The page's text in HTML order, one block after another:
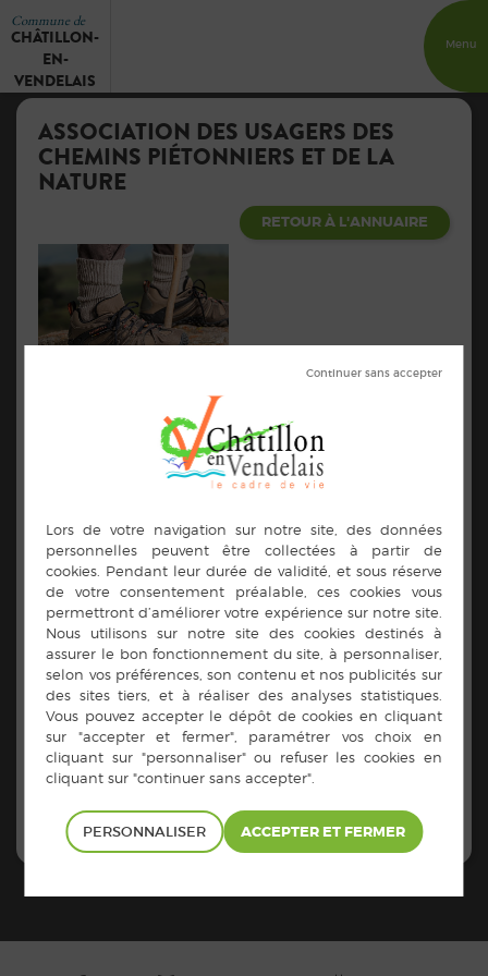
Commune de
CHÂTILLON-
EN-
VENDELAIS
Menu
ASSOCIATION DES USAGERS DES
CHEMINS PIÉTONNIERS ET DE LA
NATURE
RETOUR À L'ANNUAIRE
pannetier.agnes@wanadoo.fr
PANNETIER
Vice président : Joël THOMAS
Secrétaire : Catherine
OLLIVIER
Tous les jeudis de l’année,
RDV sur le parking du
cimetière à Châtillon-en-
Vendelais à 13h30 pour une
randonnée de 8 à 10 kms.
PERSONNALISER